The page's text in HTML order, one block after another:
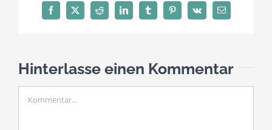
Facebook
X Reddit LinkedInTumblrPinterest
Vk
E-
Mail
Hinterlasse einen Kommentar